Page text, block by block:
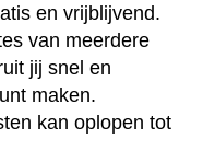
en vrijblijvend.
van meerdere
jij snel en
maken.
kan oplopen tot